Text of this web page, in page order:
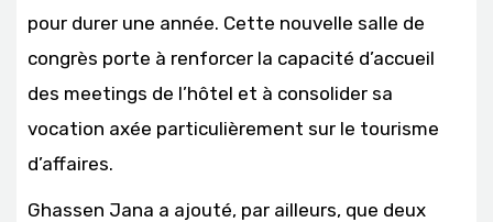
pour durer une année. Cette nouvelle salle de
congrès porte à renforcer la capacité d’accueil
des meetings de l’hôtel et à consolider sa
vocation axée particulièrement sur le tourisme
d’affaires.
Ghassen Jana a ajouté, par ailleurs, que deux